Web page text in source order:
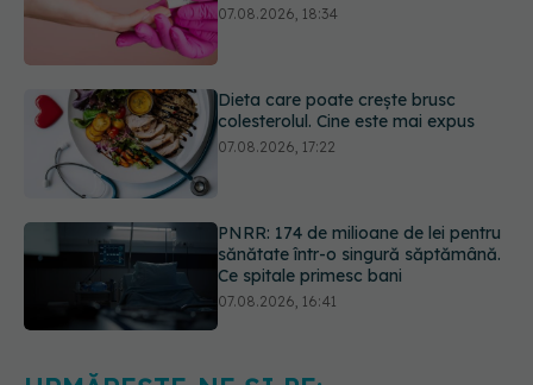
Dieta care poate crește brusc
PNRR: 174 de milioane de lei pentru
07.08.2026, 16:41
Ce spune culoarea ta preferată
despre vârsta pe care o ai. Care